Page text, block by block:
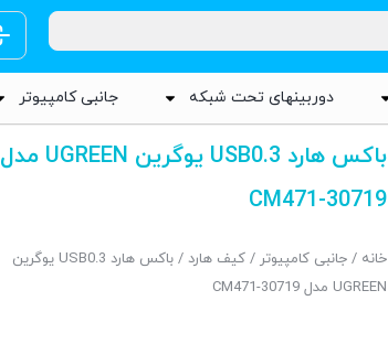
دوربینهای تحت شبکه جانبی کامپیوتر
باکس هارد USB0.3 یوگرین UGREEN مدل
CM471-30719
خانه /جانبی کامپیوتر /کیف هارد
/ باکس هارد USB0.3 یوگرین
UGREEN مدل CM471-30719